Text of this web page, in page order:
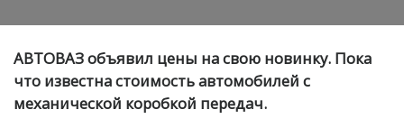
АВТОВАЗ объявил цены на свою новинку. Пока
что известна стоимость автомобилей с
механической коробкой передач.